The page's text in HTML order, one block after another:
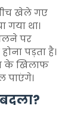
खेले गए
गया था।
पर
पड़ता है।
के खिलाफ
पाएंगे।